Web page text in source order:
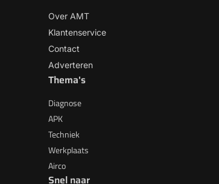
Over AMT
Klantenservice
Contact
Adverteren
Thema's
Diagnose
APK
Techniek
Werkplaats
Airco
Snel naar